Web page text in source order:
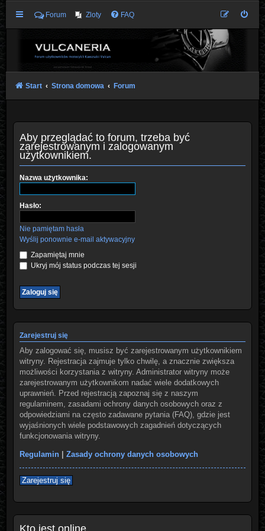
Forum Zloty FAQ
Start Strona domowa Forum
Aby przeglądać to forum, trzeba być
zarejestrowanym i zalogowanym
użytkownikiem.
Nazwa użytkownika:
Hasło:
Nie pamiętam hasła
Wyślij ponownie e-mail aktywacyjny
Zapamiętaj mnie
Ukryj mój status podczas tej sesji
Zarejestruj się
Aby zalogować się, musisz być zarejestrowanym użytkownikiem
witryny. Rejestracja zajmuje tylko chwilę, a znacznie zwiększa
możliwości korzystania z witryny. Administrator witryny może
zarejestrowanym użytkownikom nadać wiele dodatkowych
uprawnień. Przed rejestracją zapoznaj się z naszym
regulaminem, zasadami ochrony danych osobowych oraz z
odpowiedziami na często zadawane pytania (FAQ), gdzie jest
wyjaśnionych wiele podstawowych zagadnień dotyczących
funkcjonowania witryny.
Regulamin| Zasady ochrony danych osobowych
Zarejestruj się